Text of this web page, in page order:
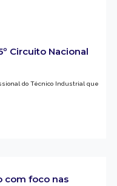
Circuito Nacional
do Técnico Industrial que
com foco nas